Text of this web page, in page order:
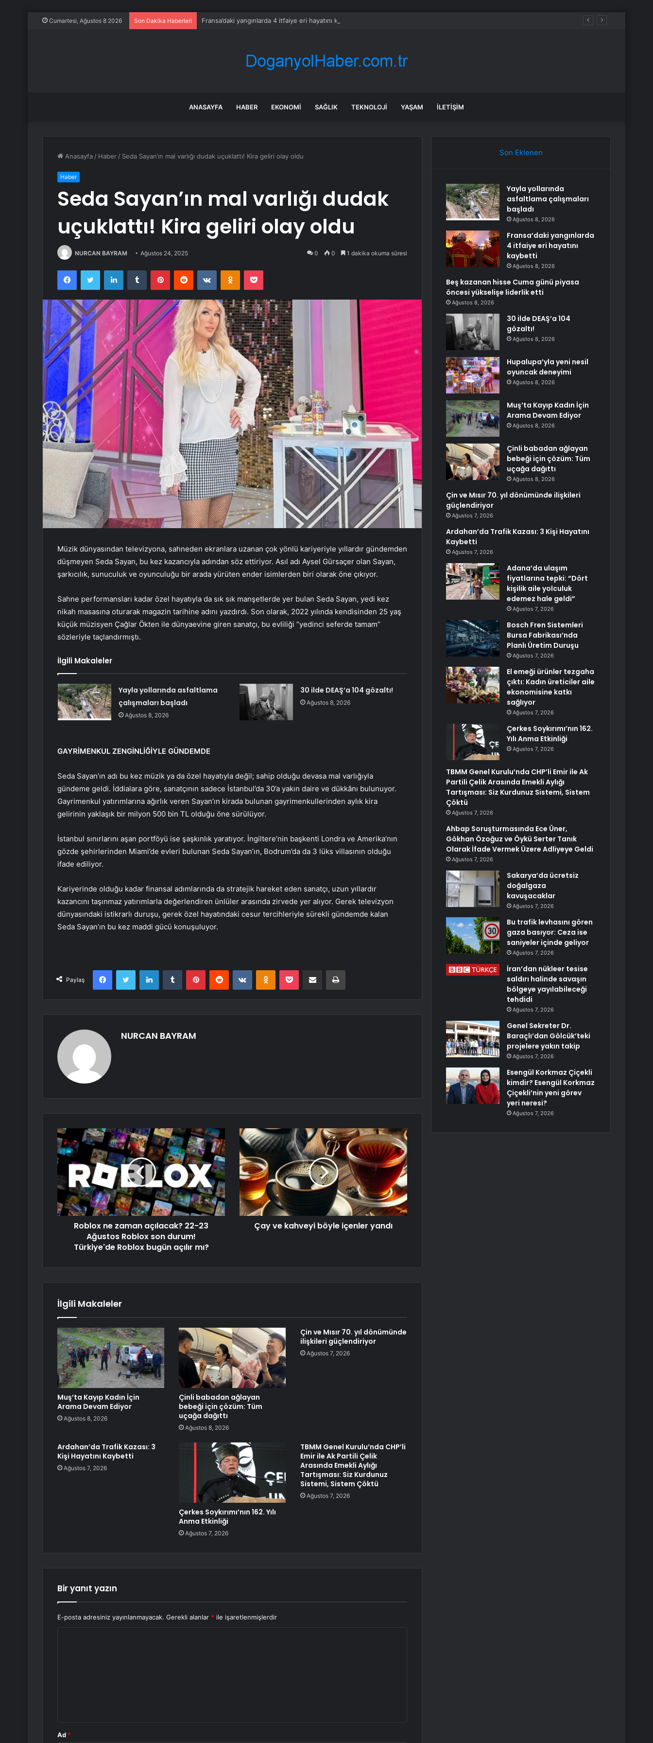
Cumartesi, Ağustos 8 2026 Son Dakika Haberleri Fransa’daki yangınlarda 4 itfaiye eri hayatını kaybetti
ANASAYFA HABER EKONOMI SAĞLIK TEKNOLOJI YAŞAM İLETIŞIM
Anasayfa / Haber / Seda Sayan’ın mal varlığı dudak uçuklattı! Kira geliri olay oldu
Haber
Seda Sayan’ın mal varlığı dudak
uçuklattı! Kira geliri olay oldu
NURCAN BAYRAM Ağustos 24, 2025 0 0 1 dakika okuma süresi
FacebookTwitter LinkedInTumblr PinterestReddit VKontakteOdnoklassniki
Pocket
Müzik dünyasından televizyona, sahneden ekranlara uzanan çok yönlü kariyeriyle yıllardır gündemden
düşmeyen Seda Sayan, bu kez kazancıyla adından söz ettiriyor. Asıl adı Aysel Gürsaçer olan Sayan,
şarkıcılık, sunuculuk ve oyunculuğu bir arada yürüten ender isimlerden biri olarak öne çıkıyor.
Sahne performansları kadar özel hayatıyla da sık sık manşetlerde yer bulan Seda Sayan, yedi kez
nikah masasına oturarak magazin tarihine adını yazdırdı. Son olarak, 2022 yılında kendisinden 25 yaş
küçük müzisyen Çağlar Ökten ile dünyaevine giren sanatçı, bu evliliği “yedinci seferde tamam”
sözleriyle taçlandırmıştı.
İlgili Makaleler
Yayla yollarında asfaltlama
çalışmaları başladı
Ağustos 8, 2026
30 ilde DEAŞ’a 104 gözaltı!
Ağustos 8, 2026
GAYRİMENKUL ZENGİNLİĞİYLE GÜNDEMDE
Seda Sayan’ın adı bu kez müzik ya da özel hayatıyla değil; sahip olduğu devasa mal varlığıyla
gündeme geldi. İddialara göre, sanatçının sadece İstanbul’da 30’a yakın daire ve dükkânı bulunuyor.
Gayrimenkul yatırımlarına ağırlık veren Sayan’ın kirada bulunan gayrimenkullerinden aylık kira
gelirinin yaklaşık bir milyon 500 bin TL olduğu öne sürülüyor.
İstanbul sınırlarını aşan portföyü ise şaşkınlık yaratıyor. İngiltere’nin başkenti Londra ve Amerika’nın
gözde şehirlerinden Miami’de evleri bulunan Seda Sayan’ın, Bodrum’da da 3 lüks villasının olduğu
ifade ediliyor.
Kariyerinde olduğu kadar finansal adımlarında da stratejik hareket eden sanatçı, uzun yıllardır
kazancını taşınmaz yatırımlarla değerlendiren ünlüler arasında zirvede yer alıyor. Gerek televizyon
dünyasındaki istikrarlı duruşu, gerek özel hayatındaki cesur tercihleriyle sürekli gündemde kalan
Seda Sayan’ın bu kez maddi gücü konuşuluyor.
Paylaş
FacebookTwitter LinkedInTumblr PinterestReddit VKontakteOdnoklassniki
Pocket E-Posta ile paylaş Yazdır
NURCAN BAYRAM
Roblox ne zaman açılacak? 22-23
Ağustos Roblox son durum!
Türkiye'de Roblox bugün açılır mı?
Çay ve kahveyi böyle içenler yandı
İlgili Makaleler
Muş’ta Kayıp Kadın İçin
Arama Devam Ediyor
Ağustos 8, 2026
Çinli babadan ağlayan
bebeği için çözüm: Tüm
uçağa dağıttı
Ağustos 8, 2026
Çin ve Mısır 70. yıl dönümünde
ilişkileri güçlendiriyor
Ağustos 7, 2026
Ardahan’da Trafik Kazası: 3
Kişi Hayatını Kaybetti
Ağustos 7, 2026
Çerkes Soykırımı’nın 162. Yılı
Anma Etkinliği
Ağustos 7, 2026
TBMM Genel Kurulu’nda CHP’li
Emir ile Ak Partili Çelik
Arasında Emekli Aylığı
Tartışması: Siz Kurdunuz
Sistemi, Sistem Çöktü
Ağustos 7, 2026
Bir yanıt yazın
E-posta adresiniz yayınlanmayacak. Gerekli alanlar * ile işaretlenmişlerdir
Ad *
Son Eklenen
Yayla yollarında
asfaltlama çalışmaları
başladı
Ağustos 8, 2026
Fransa’daki yangınlarda
4 itfaiye eri hayatını
kaybetti
Ağustos 8, 2026
Beş kazanan hisse Cuma günü piyasa
öncesi yükselişe liderlik etti
Ağustos 8, 2026
30 ilde DEAŞ’a 104
gözaltı!
Ağustos 8, 2026
Hupalupa’yla yeni nesil
oyuncak deneyimi
Ağustos 8, 2026
Muş’ta Kayıp Kadın İçin
Arama Devam Ediyor
Ağustos 8, 2026
Çinli babadan ağlayan
bebeği için çözüm: Tüm
uçağa dağıttı
Ağustos 8, 2026
Çin ve Mısır 70. yıl dönümünde ilişkileri
güçlendiriyor
Ağustos 7, 2026
Ardahan’da Trafik Kazası: 3 Kişi Hayatını
Kaybetti
Ağustos 7, 2026
Adana’da ulaşım
fiyatlarına tepki: “Dört
kişilik aile yolculuk
edemez hale geldi”
Ağustos 7, 2026
Bosch Fren Sistemleri
Bursa Fabrikası’nda
Planlı Üretim Duruşu
Ağustos 7, 2026
El emeği ürünler tezgaha
çıktı: Kadın üreticiler aile
ekonomisine katkı
sağlıyor
Ağustos 7, 2026
Çerkes Soykırımı’nın 162.
Yılı Anma Etkinliği
Ağustos 7, 2026
TBMM Genel Kurulu’nda CHP’li Emir ile Ak
Partili Çelik Arasında Emekli Aylığı
Tartışması: Siz Kurdunuz Sistemi, Sistem
Çöktü
Ağustos 7, 2026
Ahbap Soruşturmasında Ece Üner,
Gökhan Özoğuz ve Öykü Serter Tanık
Olarak İfade Vermek Üzere Adliyeye Geldi
Ağustos 7, 2026
Sakarya’da ücretsiz
doğalgaza
kavuşacaklar
Ağustos 7, 2026
Bu trafik levhasını gören
gaza basıyor: Ceza ise
saniyeler içinde geliyor
Ağustos 7, 2026
İran’dan nükleer tesise
saldırı halinde savaşın
bölgeye yayılabileceği
tehdidi
Ağustos 7, 2026
Genel Sekreter Dr.
Baraçlı’dan Gölcük’teki
projelere yakın takip
Ağustos 7, 2026
Esengül Korkmaz Çiçekli
kimdir? Esengül Korkmaz
Çiçekli’nin yeni görev
yeri neresi?
Ağustos 7, 2026